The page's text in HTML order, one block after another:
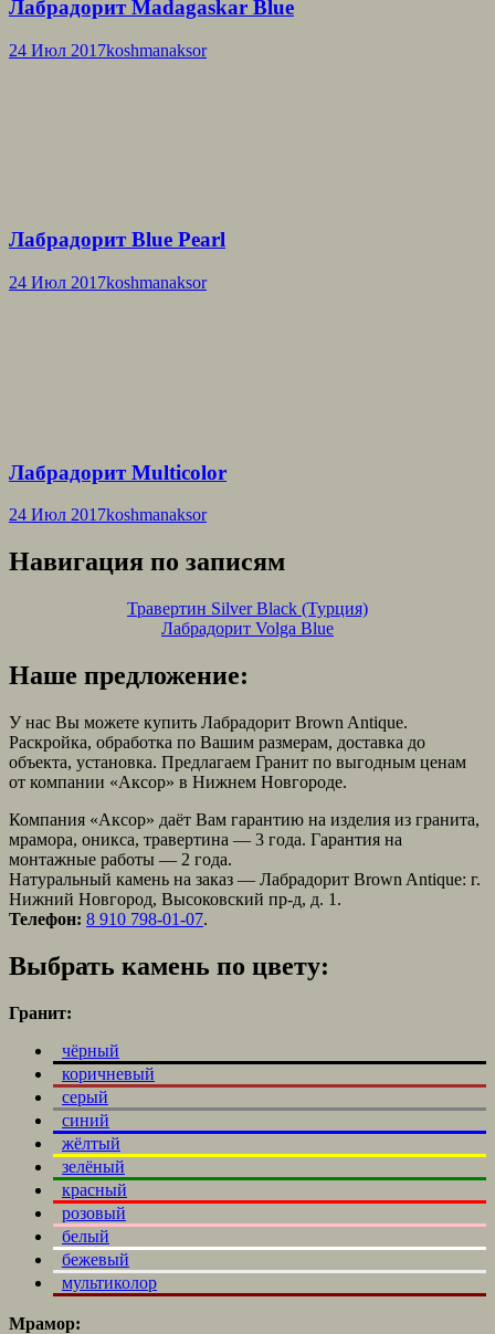
Лабрадорит Madagaskar Blue
24 Июл 2017koshmanaksor
Лабрадорит Blue Pearl
24 Июл 2017koshmanaksor
Лабрадорит Multicolor
24 Июл 2017koshmanaksor
Навигация по записям
Травертин Silver Black (Турция)
Лабрадорит Volga Blue
Наше предложение:
У нас Вы можете купить Лабрадорит Brown Antique.
Раскройка, обработка по Вашим размерам, доставка до
объекта, установка. Предлагаем Гранит по выгодным ценам
от компании «Аксор» в Нижнем Новгороде.
Компания «Аксор» даёт Вам гарантию на изделия из гранита,
мрамора, оникса, травертина — 3 года. Гарантия на
монтажные работы — 2 года.
Натуральный камень на заказ — Лабрадорит Brown Antique: г.
Нижний Новгород, Высоковский пр-д, д. 1.
Телефон: 8 910 798-01-07.
Выбрать камень по цвету:
Гранит:
чёрный
коричневый
серый
синий
жёлтый
зелёный
красный
розовый
белый
бежевый
мультиколор
Мрамор: